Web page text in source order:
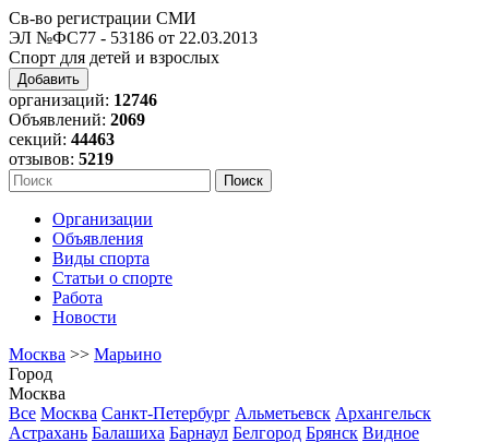
Св-во регистрации СМИ
ЭЛ №ФС77 - 53186 от 22.03.2013
Спорт для детей и взрослых
Добавить
организаций: 12746
Объявлений: 2069
секций: 44463
отзывов: 5219
Организации
Объявления
Виды спорта
Статьи о спорте
Работа
Новости
Москва >> Марьино
Город
Москва
Все Москва Санкт-Петербург Альметьевск Архангельск
Астрахань Балашиха Барнаул Белгород Брянск Видное